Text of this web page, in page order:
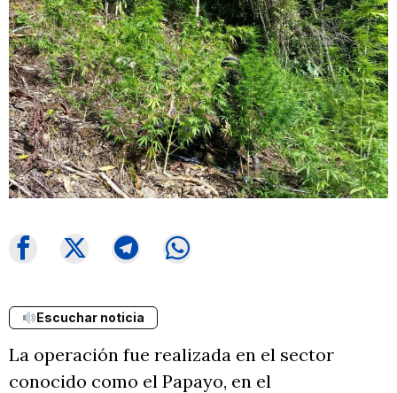
Escuchar noticia
La operación fue realizada en el sector
conocido como el Papayo, en el